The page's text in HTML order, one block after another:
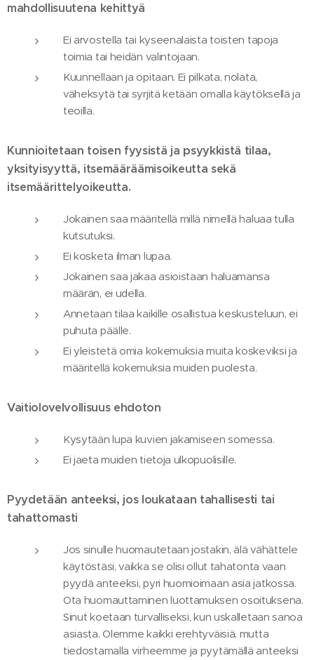
mahdollisuutena kehittyä
Ei arvostella tai kyseenalaista toisten tapoja
toimia tai heidän valintojaan.
Kuunnellaan ja opitaan. Ei pilkata, nolata,
väheksytä tai syrjitä ketään omalla käytöksellä ja
teoilla.
Kunnioitetaan toisen fyysistä ja psyykkistä tilaa,
yksityisyyttä, itsemääräämisoikeutta sekä
itsemäärittelyoikeutta.
Jokainen saa määritellä millä nimellä haluaa tulla
kutsutuksi.
Ei kosketa ilman lupaa.
Jokainen saa jakaa asioistaan haluamansa
määrän, ei udella.
Annetaan tilaa kaikille osallistua keskusteluun, ei
puhuta päälle.
Ei yleistetä omia kokemuksia muita koskeviksi ja
määritellä kokemuksia muiden puolesta.
Vaitiolovelvollisuus ehdoton
Kysytään lupa kuvien jakamiseen somessa.
Ei jaeta muiden tietoja ulkopuolisille.
Pyydetään anteeksi, jos loukataan tahallisesti tai
tahattomasti
Jos sinulle huomautetaan jostakin, älä vähättele
käytöstäsi, vaikka se olisi ollut tahatonta vaan
pyydä anteeksi, pyri huomioimaan asia jatkossa.
Ota huomauttaminen luottamuksen osoituksena.
Sinut koetaan turvalliseksi, kun uskalletaan sanoa
asiasta. Olemme kaikki erehtyväisiä, mutta
tiedostamalla virheemme ja pyytämällä anteeksi